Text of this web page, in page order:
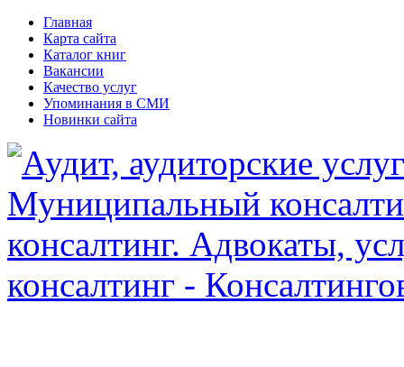
Главная
Карта сайта
Каталог книг
Вакансии
Качество услуг
Упоминания в СМИ
Новинки сайта